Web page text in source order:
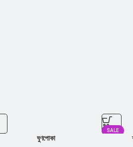
ঘুণপোকা
SALE